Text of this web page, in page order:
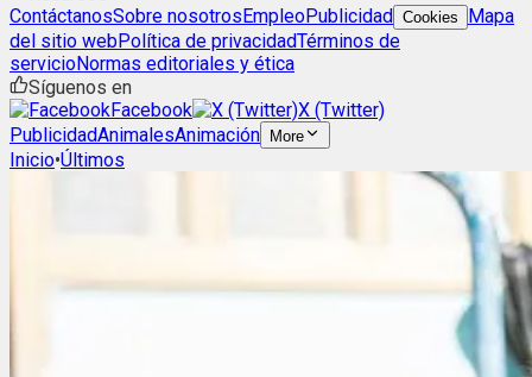
ContáctanosSobre nosotrosEmpleoPublicidad Cookies
Mapa
del sitio webPolítica de privacidadTérminos de
servicioNormas editoriales y ética
Síguenos en
Facebook
X (Twitter)
PublicidadAnimalesAnimación More
Inicio•Últimos